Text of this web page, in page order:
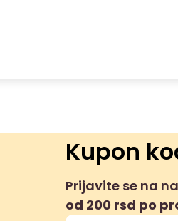
Kupon
Prijavite se na
od 200 rsd po